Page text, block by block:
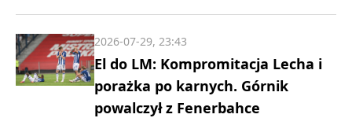
El do LM: Kompromitacja Lecha i
porażka po karnych. Górnik
powalczył z Fenerbahce
2026-07-29, 23:43